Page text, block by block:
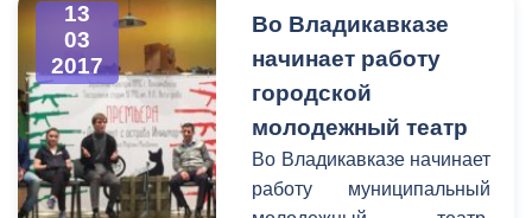
своевременно сообщать
информацию о
планируемом перекрытии
в администрацию города.
Смысл этого оповещения
состоит в том, чтобы АМС
г. Владикавказ имела
13
03
2017
Во Владикавказе
начинает работу
городской
молодежный театр
Во Владикавказе начинает
работу муниципальный